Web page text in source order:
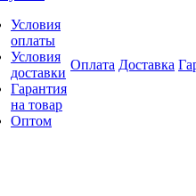
Условия
оплаты
Условия
доставки
Гарантия
на товар
Оптом
Оплата Доставка